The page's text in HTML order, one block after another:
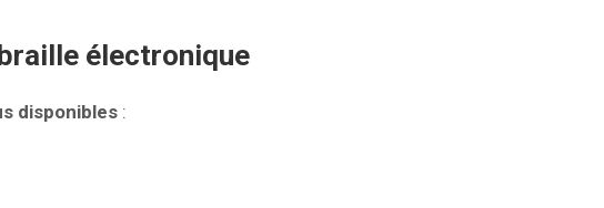
électronique
disponibles :